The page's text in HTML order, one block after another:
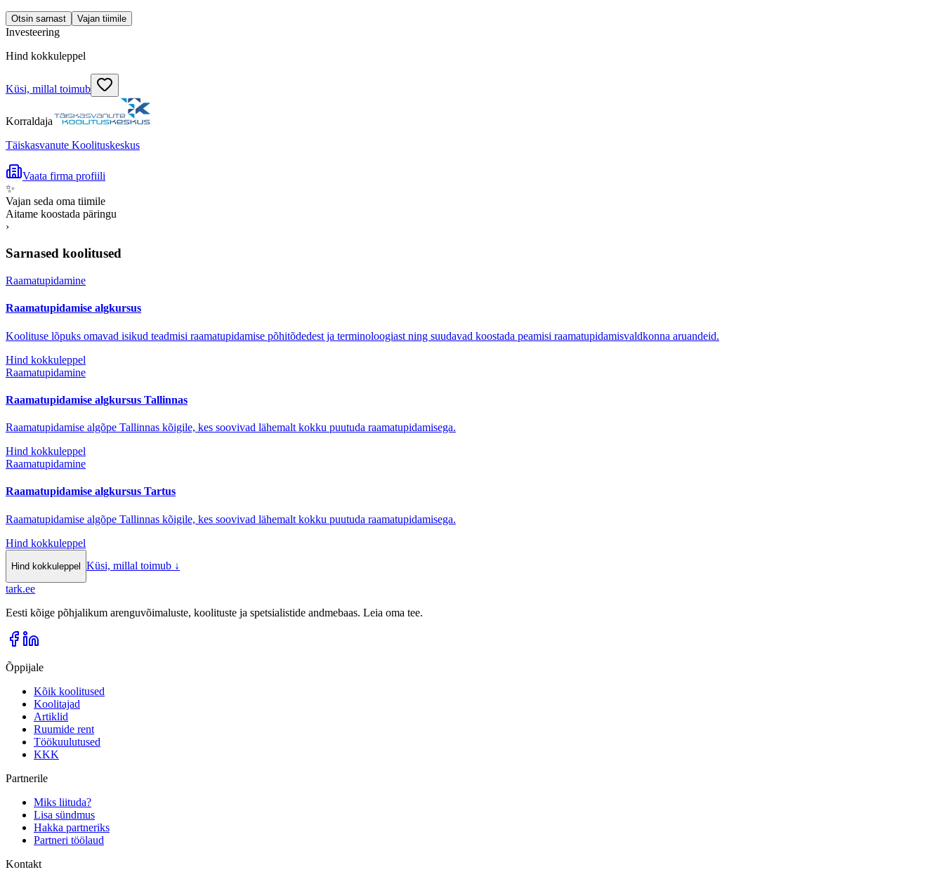
Otsin sarnast Vajan tiimile
Investeering
Hind kokkuleppel
Küsi, millal toimub
Korraldaja
Täiskasvanute Koolituskeskus
Vaata firma profiili
✨
Vajan seda oma tiimile
Aitame koostada päringu
›
Sarnased koolitused
Raamatupidamine
Raamatupidamise algkursus
Koolituse lõpuks omavad isikud teadmisi raamatupidamise põhitõdedest ja terminoloogiast ning suudavad koostada peamisi raamatupidamisvaldkonna aruandeid.
Hind kokkuleppel
Raamatupidamine
Raamatupidamise algkursus Tallinnas
Raamatupidamise algõpe Tallinnas kõigile, kes soovivad lähemalt kokku puutuda raamatupidamisega.
Hind kokkuleppel
Raamatupidamine
Raamatupidamise algkursus Tartus
Raamatupidamise algõpe Tallinnas kõigile, kes soovivad lähemalt kokku puutuda raamatupidamisega.
Hind kokkuleppel
Hind kokkuleppel Küsi, millal toimub ↓
tark.ee
Eesti kõige põhjalikum arenguvõimaluste, koolituste ja spetsialistide andmebaas. Leia oma tee.
Õppijale
Kõik koolitused
Koolitajad
Artiklid
Ruumide rent
Töökuulutused
KKK
Partnerile
Miks liituda?
Lisa sündmus
Hakka partneriks
Partneri töölaud
Kontakt